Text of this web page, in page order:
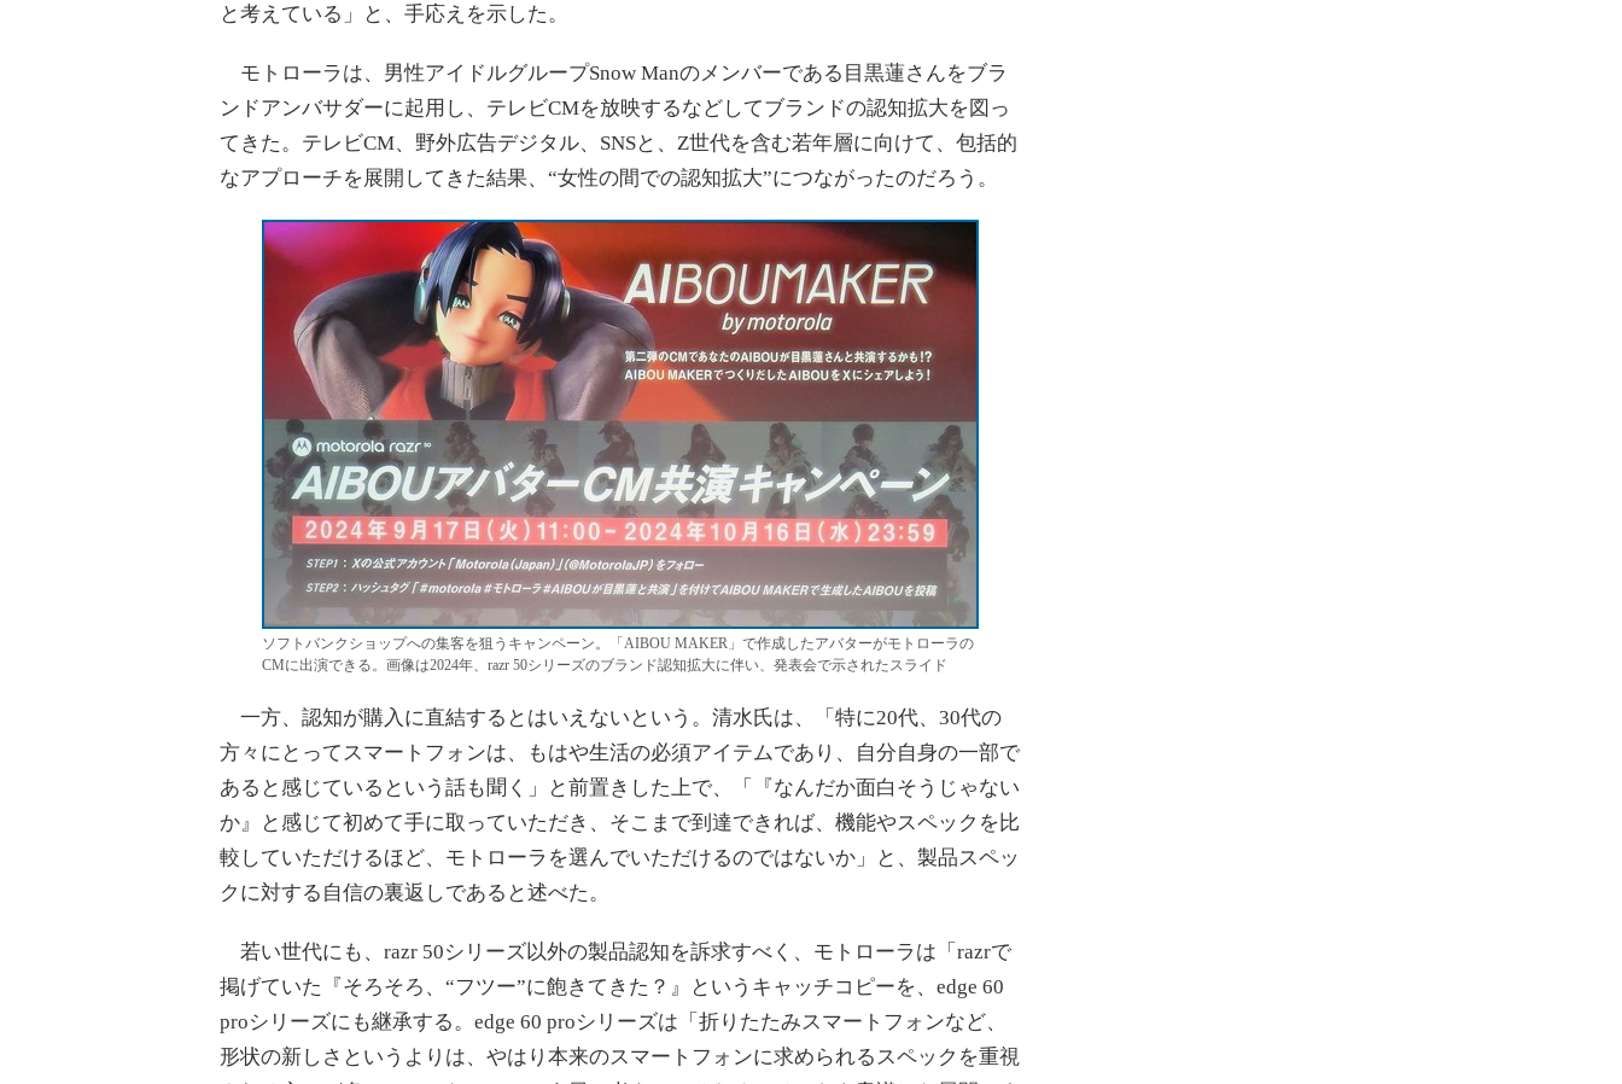
と考えている」と、手応えを示した。
モトローラは、男性アイドルグループSnow Manのメンバーである目黒蓮さんをブラ
ンドアンバサダーに起用し、テレビCMを放映するなどしてブランドの認知拡大を図っ
てきた。テレビCM、野外広告デジタル、SNSと、Z世代を含む若年層に向けて、包括的
なアプローチを展開してきた結果、“女性の間での認知拡大”につながったのだろう。
ソフトバンクショップへの集客を狙うキャンペーン。「AIBOU MAKER」で作成したアバターがモトローラの
CMに出演できる。画像は2024年、razr 50シリーズのブランド認知拡大に伴い、発表会で示されたスライド
一方、認知が購入に直結するとはいえないという。清水氏は、「特に20代、30代の
方々にとってスマートフォンは、もはや生活の必須アイテムであり、自分自身の一部で
あると感じているという話も聞く」と前置きした上で、「『なんだか面白そうじゃない
か』と感じて初めて手に取っていただき、そこまで到達できれば、機能やスペックを比
較していただけるほど、モトローラを選んでいただけるのではないか」と、製品スペッ
クに対する自信の裏返しであると述べた。
若い世代にも、razr 50シリーズ以外の製品認知を訴求すべく、モトローラは「razrで
掲げていた『そろそろ、“フツー”に飽きてきた？』というキャッチコピーを、edge 60
proシリーズにも継承する。edge 60 proシリーズは「折りたたみスマートフォンなど、
形状の新しさというよりは、やはり本来のスマートフォンに求められるスペックを重視